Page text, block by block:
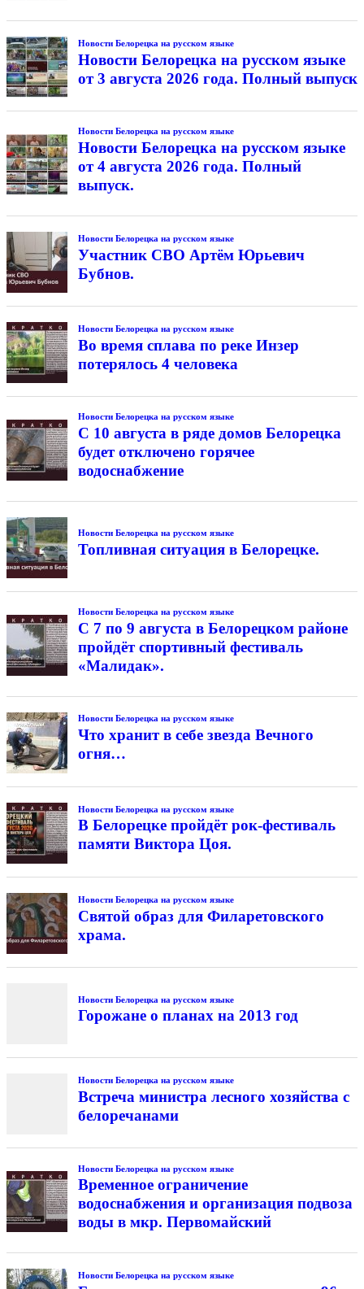
Новости Белорецка на русском языке
Новости Белорецка на русском языке
от 3 августа 2026 года. Полный выпуск
Новости Белорецка на русском языке
Новости Белорецка на русском языке
от 4 августа 2026 года. Полный
выпуск.
Новости Белорецка на русском языке
Участник СВО Артём Юрьевич
Бубнов.
Новости Белорецка на русском языке
Во время сплава по реке Инзер
потерялось 4 человека
Новости Белорецка на русском языке
С 10 августа в ряде домов Белорецка
будет отключено горячее
водоснабжение
Новости Белорецка на русском языке
Топливная ситуация в Белорецке.
Новости Белорецка на русском языке
С 7 по 9 августа в Белорецком районе
пройдёт спортивный фестиваль
«Малидак».
Новости Белорецка на русском языке
Что хранит в себе звезда Вечного
огня…
Новости Белорецка на русском языке
В Белорецке пройдёт рок-фестиваль
памяти Виктора Цоя.
Новости Белорецка на русском языке
Святой образ для Филаретовского
храма.
Новости Белорецка на русском языке
Горожане о планах на 2013 год
Новости Белорецка на русском языке
Встреча министра лесного хозяйства с
белоречанами
Новости Белорецка на русском языке
Временное ограничение
водоснабжения и организация подвоза
воды в мкр. Первомайский
Новости Белорецка на русском языке